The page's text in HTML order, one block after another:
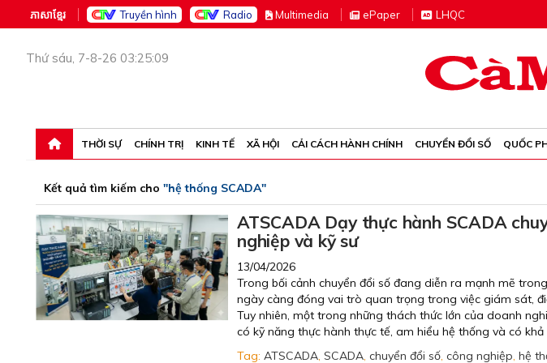
ភាសាខ្មែរ Truyền hình Radio Multimedia ePaper LHQC
Thứ sáu, 7-8-26 03:25:09
THỜI SỰ CHÍNH TRỊ KINH TẾ XÃ HỘI CẢI CÁCH HÀNH CHÍNH CHUYỂN ĐỔI SỐ QUỐC
Kết quả tìm kiếm cho "hệ thống SCADA"
ATSCADA Dạy thực hành SCADA
nghiệp và kỹ sư
13/04/2026
Trong bối cảnh chuyển đổi số đang diễn ra mạnh mẽ
ngày càng đóng vai trò quan trọng trong việc giám sát,
Tuy nhiên, một trong những thách thức lớn của doanh
có kỹ năng thực hành thực tế, am hiểu hệ thống và có
Tag: ATSCADA, SCADA, chuyển đổi số, công nghiệp, hệ